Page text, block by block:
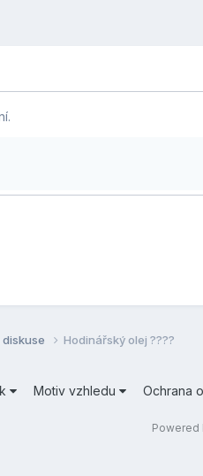
Hodinářský olej ????
Motiv vzhledu Ochrana
Powered